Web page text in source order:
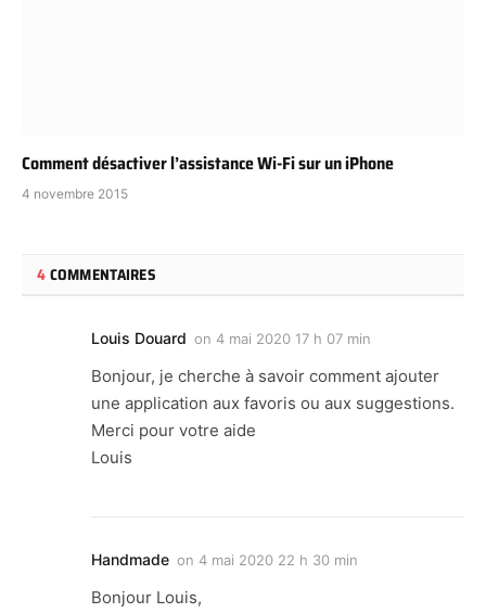
Comment désactiver l’assistance Wi-Fi sur un iPhone
4 novembre 2015
4COMMENTAIRES
Louis Douard on 4 mai 2020 17 h 07 min
Bonjour, je cherche à savoir comment ajouter
une application aux favoris ou aux suggestions.
Merci pour votre aide
Louis
Handmade on 4 mai 2020 22 h 30 min
Bonjour Louis,